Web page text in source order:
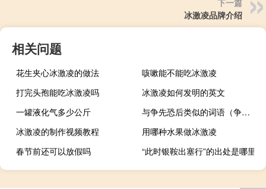
冰激凌品牌介绍
相关问题
花生夹心冰激凌的做法
咳嗽能不能吃冰激凌
打完头孢能吃冰激凌吗
冰激凌如何发明的英文
一罐液化气多少公斤
与争先恐后类似的词语（争先恐后类似的词语）
冰激凌的制作视频教程
用哪种水果做冰激凌
春节前还可以放假吗
“此时银鞍出塞行”的出处是哪里